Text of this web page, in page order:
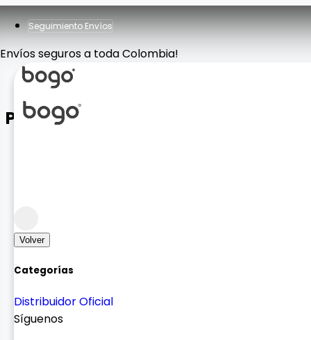
Seguimiento Envíos
Envíos seguros a toda Colombia!
Volver
Categorías
Distribuidor Oficial
Síguenos
PARLANTE OSO LUNA